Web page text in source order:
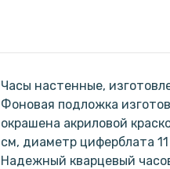
Часы настенные,
Фоновая подложка
окрашена акриловой
см, диаметр циферблата
Надежный кварцевый